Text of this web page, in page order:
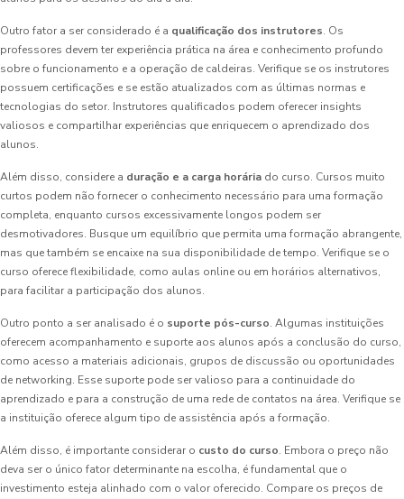
Outro fator a ser considerado é a qualificação dos instrutores. Os
professores devem ter experiência prática na área e conhecimento profundo
sobre o funcionamento e a operação de caldeiras. Verifique se os instrutores
possuem certificações e se estão atualizados com as últimas normas e
tecnologias do setor. Instrutores qualificados podem oferecer insights
valiosos e compartilhar experiências que enriquecem o aprendizado dos
alunos.
Além disso, considere a duração e a carga horária do curso. Cursos muito
curtos podem não fornecer o conhecimento necessário para uma formação
completa, enquanto cursos excessivamente longos podem ser
desmotivadores. Busque um equilíbrio que permita uma formação abrangente,
mas que também se encaixe na sua disponibilidade de tempo. Verifique se o
curso oferece flexibilidade, como aulas online ou em horários alternativos,
para facilitar a participação dos alunos.
Outro ponto a ser analisado é o suporte pós-curso. Algumas instituições
oferecem acompanhamento e suporte aos alunos após a conclusão do curso,
como acesso a materiais adicionais, grupos de discussão ou oportunidades
de networking. Esse suporte pode ser valioso para a continuidade do
aprendizado e para a construção de uma rede de contatos na área. Verifique se
a instituição oferece algum tipo de assistência após a formação.
Além disso, é importante considerar o custo do curso. Embora o preço não
deva ser o único fator determinante na escolha, é fundamental que o
investimento esteja alinhado com o valor oferecido. Compare os preços de